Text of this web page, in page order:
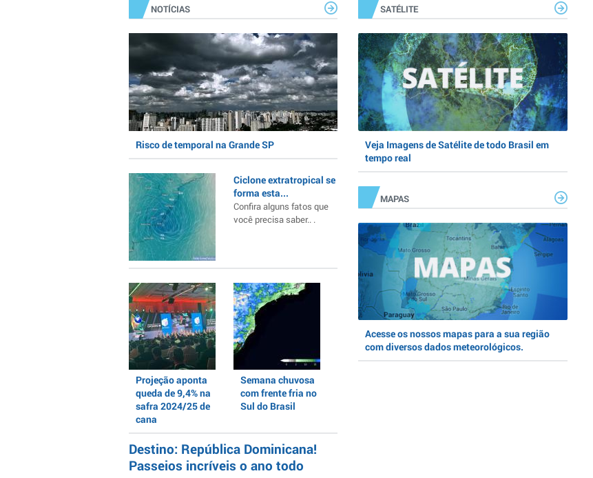
NOTÍCIAS
Risco de temporal na Grande SP
Ciclone extratropical se
forma esta...
Confira alguns fatos que
você precisa saber.. .
Projeção aponta
queda de 9,4% na
safra 2024/25 de
cana
Semana chuvosa
com frente fria no
Sul do Brasil
Destino: República Dominicana!
Passeios incríveis o ano todo
SATÉLITE
Veja Imagens de Satélite de todo Brasil em
tempo real
MAPAS
Acesse os nossos mapas para a sua região
com diversos dados meteorológicos.